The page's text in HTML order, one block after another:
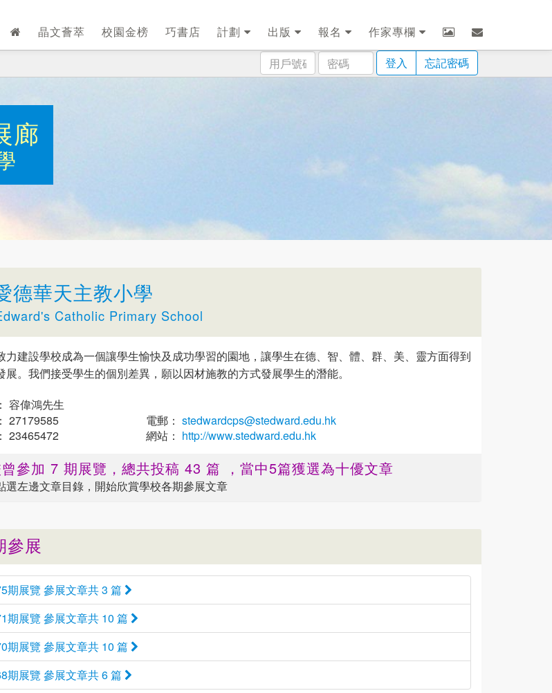
晶文薈萃 校園金榜 巧書店 計劃 出版 報名
作家專欄
用
戶
密
碼
登入 忘記密碼
廊
德華天主教小學
Catholic Primary School
力建設學校成為一個讓學生愉快及成功學習的園地，讓學生在德、智、體、群、美、靈方面得到
展。我們接受學生的個別差異，願以因材施教的方式發展學生的潛能。
容偉鴻先生
27179585
23465472
電郵： stedwardcps@stedward.edu.hk
網站： http://www.stedward.edu.hk
參加 7 期展覽，總共投稿 43 篇 ，當中5篇獲選為十優文章
選左邊文章目錄，開始欣賞學校各期參展文章
參展
期展覽 參展文章共 3 篇
期展覽 參展文章共 10 篇
期展覽 參展文章共 10 篇
期展覽 參展文章共 6 篇